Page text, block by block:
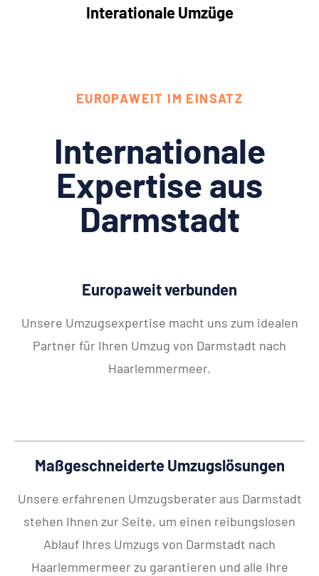
Interationale Umzüge
EUROPAWEIT IM EINSATZ
Internationale
Expertise aus
Darmstadt
Europaweit verbunden
Unsere Umzugsexpertise macht uns zum idealen
Partner für Ihren Umzug von Darmstadt nach
Haarlemmermeer.
Maßgeschneiderte Umzugslösungen
Unsere erfahrenen Umzugsberater aus Darmstadt
stehen Ihnen zur Seite, um einen reibungslosen
Ablauf Ihres Umzugs von Darmstadt nach
Haarlemmermeer zu garantieren und alle Ihre